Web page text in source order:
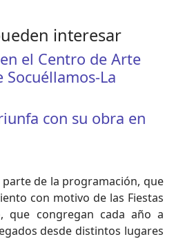
interesar
el Centro de Arte
La
con su obra en
de la programación, que
con motivo de las Fiestas
que congregan cada año a
desde distintos lugares